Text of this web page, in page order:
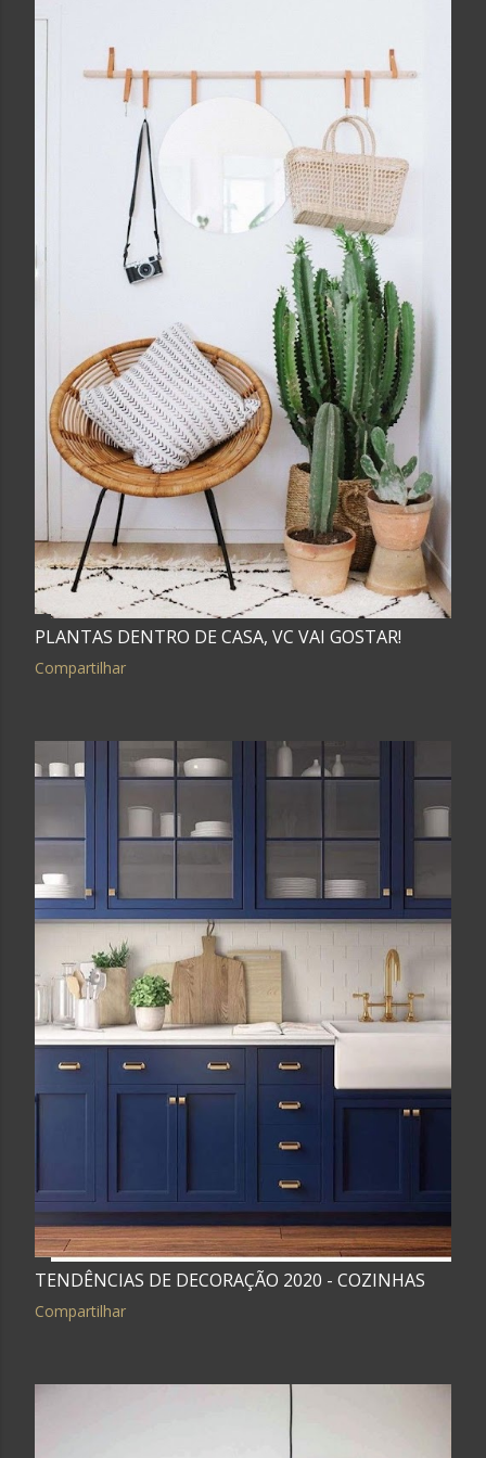
PLANTAS DENTRO DE CASA, VC VAI GOSTAR!
Compartilhar
TENDÊNCIAS DE DECORAÇÃO 2020 - COZINHAS
Compartilhar